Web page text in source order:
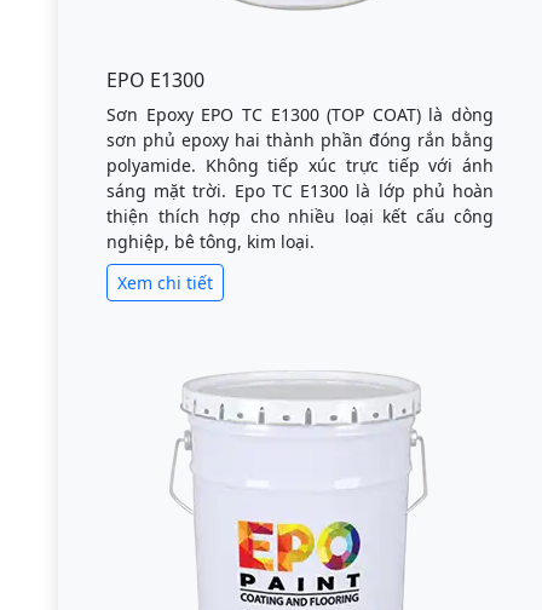
EPO E1300
Sơn Epoxy EPO TC E1300 (TOP COAT) là dòng
sơn phủ epoxy hai thành phần đóng rắn bằng
polyamide. Không tiếp xúc trực tiếp với ánh
sáng mặt trời. Epo TC E1300 là lớp phủ hoàn
thiện thích hợp cho nhiều loại kết cấu công
nghiệp, bê tông, kim loại.
Xem chi tiết